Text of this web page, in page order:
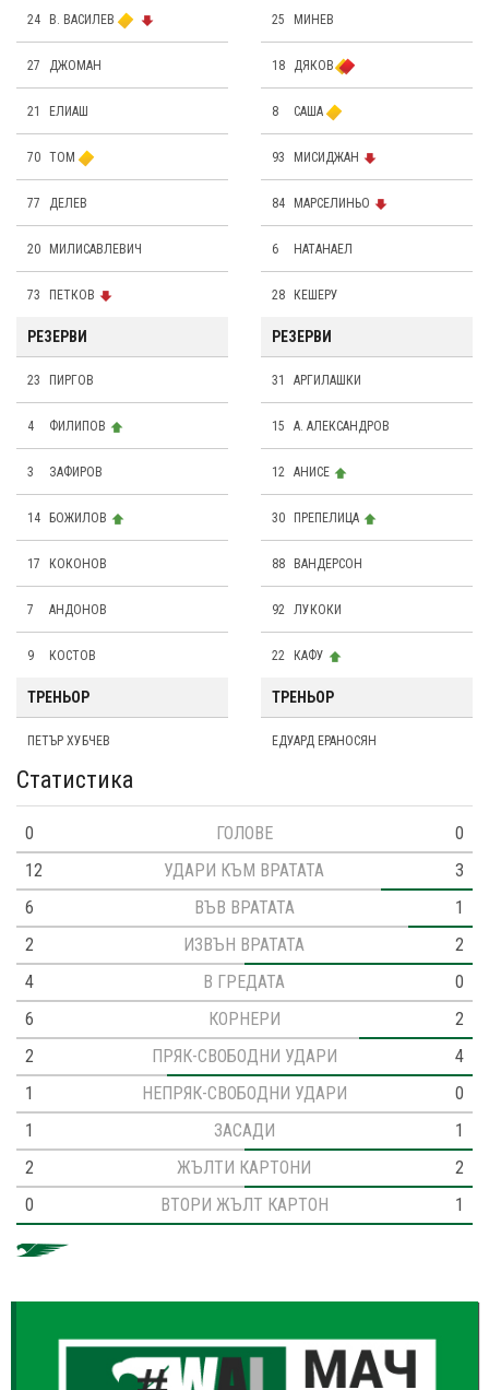
24 В. ВАСИЛЕВ
27 ДЖОМАН
21 ЕЛИАШ
70 ТОМ
77 ДЕЛЕВ
20 МИЛИСАВЛЕВИЧ
73 ПЕТКОВ
РЕЗЕРВИ
23 ПИРГОВ
4 ФИЛИПОВ
3 ЗАФИРОВ
14 БОЖИЛОВ
17 КОКОНОВ
7 АНДОНОВ
9 КОСТОВ
25 МИНЕВ
18 ДЯКОВ
8 САША
93 МИСИДЖАН
84 МАРСЕЛИНЬО
6 НАТАНАЕЛ
28 КЕШЕРУ
РЕЗЕРВИ
31 АРГИЛАШКИ
15 А. АЛЕКСАНДРОВ
12 АНИСЕ
30 ПРЕПЕЛИЦА
88 ВАНДЕРСОН
92 ЛУКОКИ
22 КАФУ
ТРЕНЬОР
ПЕТЪР ХУБЧЕВ
ТРЕНЬОР
ЕДУАРД ЕРАНОСЯН
Статистика
0 ГОЛОВЕ
0
12
УДАРИ КЪМ ВРАТАТА
3
6
ВЪВ ВРАТАТА
1
2
ИЗВЪН ВРАТАТА
2
4
В ГРЕДАТА
0
6
КОРНЕРИ
2
2
ПРЯК-СВОБОДНИ УДАРИ
4
1
НЕПРЯК-СВОБОДНИ УДАРИ
0
1
ЗАСАДИ
1
2
ЖЪЛТИ КАРТОНИ
2
0
ВТОРИ ЖЪЛТ КАРТОН 1